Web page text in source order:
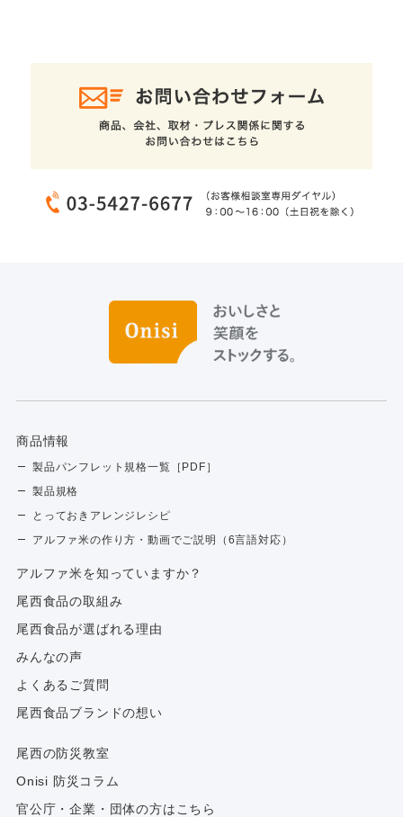
商品情報
製品パンフレット規格一覧［PDF］
製品規格
とっておきアレンジレシピ
アルファ米の作り方・動画でご説明（6言語対応）
アルファ⽶を知っていますか？
尾西食品の取組み
尾西食品が選ばれる理由
みんなの声
よくあるご質問
尾西食品ブランドの想い
尾西の防災教室
Onisi 防災コラム
官公庁・企業・団体の方はこちら